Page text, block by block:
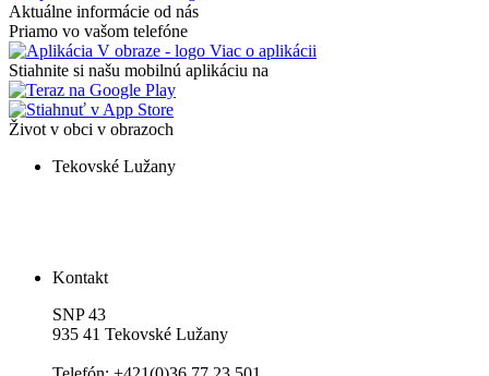
Aktuálne informácie od nás
Priamo vo vašom telefóne
Viac o aplikácii
Stiahnite si našu mobilnú aplikáciu na
Život v obci v obrazoch
Tekovské Lužany
Kontakt
SNP 43
935 41 Tekovské Lužany